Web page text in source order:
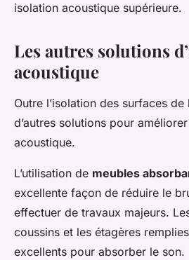
isolation acoustique supérieure.
Les autres solutions
acoustique
Outre l’isolation des surfaces
d’autres solutions pour
acoustique.
L’utilisation de meubles
excellente façon de réduire le
effectuer de travaux majeurs.
coussins et les étagères
excellents pour absorber le son.